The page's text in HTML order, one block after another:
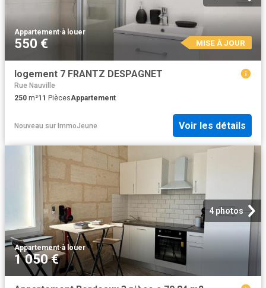
Appartement·à louer
550 € MISE À JOUR
logement 7 FRANTZ DESPAGNET
Rue Nauville
250 m²11 PiècesAppartement
Nouveau sur ImmoJeune Voir les détails
4 photos
Appartement·à louer
1 050 €